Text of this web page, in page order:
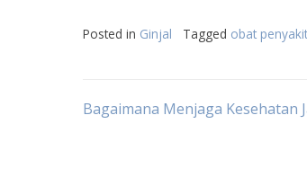
Posted in Ginjal Tagged obat
Post
Bagaimana Menjaga Kesehatan